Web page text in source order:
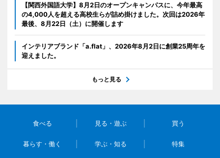
【関西外国語大学】8月2日のオープンキャンパスに、今年最高
の4,000人を超える高校生らが詰め掛けました。次回は2026年
最後、8月22日（土）に開催します
インテリアブランド「a.flat」、2026年8月2日に創業25周年を
迎えました。
もっと見る
食べる 見る・遊ぶ 買う
暮らす・働く 学ぶ・知る 特集